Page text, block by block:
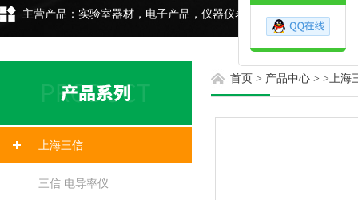
主营产品：实验室器材，电子产品，仪器仪表，环保设备，五金交
上海三信
三信 电导率仪
首页 > 产品中心 > >上海